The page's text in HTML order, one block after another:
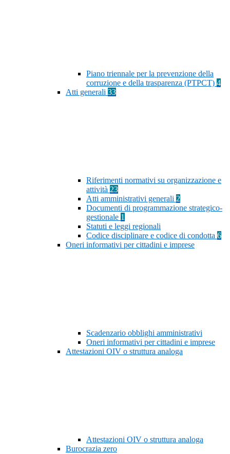
Piano triennale per la prevenzione della
corruzione e della trasparenza (PTPCT) 4
Atti generali 33
Riferimenti normativi su organizzazione e
attività 23
Atti amministrativi generali 2
Documenti di programmazione strategico-
gestionale 1
Statuti e leggi regionali
Codice disciplinare e codice di condotta 6
Oneri informativi per cittadini e imprese
Scadenzario obblighi amministrativi
Oneri informativi per cittadini e imprese
Attestazioni OIV o struttura analoga
Attestazioni OIV o struttura analoga
Burocrazia zero